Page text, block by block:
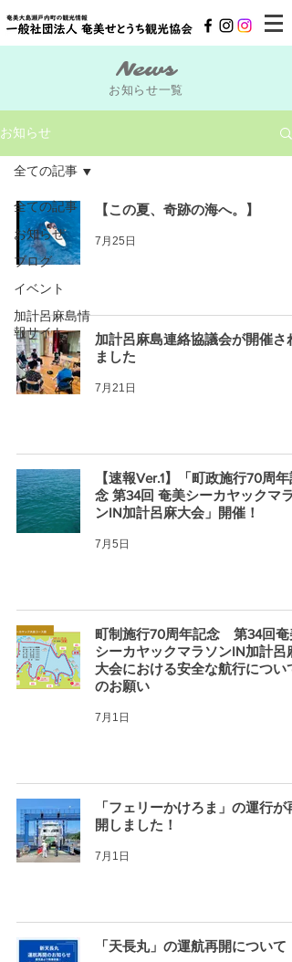
News
お知らせ一覧
お知らせ
全ての記事
お知らせ
ブログ
イベント
加計呂麻島情
報サイト
全ての記事
【この夏、奇跡の海へ。】
7月25日
加計呂麻島連絡協議会が開催され
ました
7月21日
【速報Ver.1】「町政施行70周年
念 第34回 奄美シーカヤックマラ
ンIN加計呂麻大会」開催！
7月5日
町制施行70周年記念 第34回奄
シーカヤックマラソンIN加計呂麻
大会における安全な航行について
のお願い
7月1日
「フェリーかけろま」の運行が再
開しました！
7月1日
「天長丸」の運航再開について